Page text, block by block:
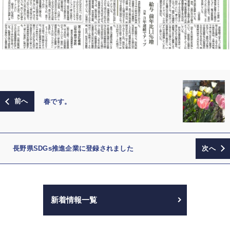
春です。
長野県SDGs推進企業に登録されました
新着情報一覧